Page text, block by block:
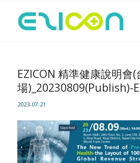
EZICON 精準健康說明會(
場)_20230809(Publish)-
2023-07-21